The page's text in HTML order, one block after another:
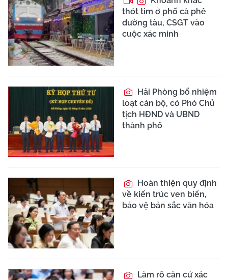
thót tim ở phố cà phê
đường tàu, CSGT vào
cuộc xác minh
Hải Phòng bổ nhiệm
loạt cán bộ, có Phó Chủ
tịch HĐND và UBND
thành phố
Hoàn thiện quy định
về kiến trúc ven biển,
bảo vệ bản sắc văn hóa
Làm rõ căn cứ xác